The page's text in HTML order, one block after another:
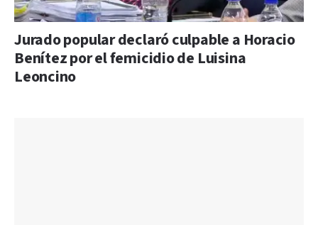
Jurado popular declaró culpable a Horacio
Benítez por el femicidio de Luisina
Leoncino